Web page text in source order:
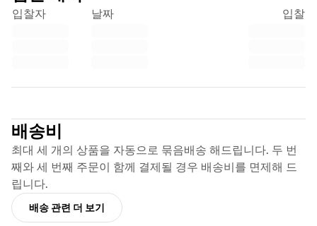
크리켓 전체 보기
NHL 앨럼나이
기타
글로리 킥복싱
Team Liquid
이용 방법
셔츠 액자 제작
셔츠 정품 인증
내 컬렉션
입찰자 날짜 입찰
배송비
최대 세 개의 상품을 자동으로 묶음배송 해드립니다. 두 번
째와 세 번째 주문이 함께 결제될 경우 배송비를 면제해 드
립니다.
배송 관련 더 보기